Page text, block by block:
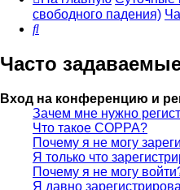
свободного падения)
Поиск
Часто
Вход на конференцию и
Зачем мне нужно
Что такое COPPA?
Почему я не могу
Я только что
Почему я не могу
Я давно